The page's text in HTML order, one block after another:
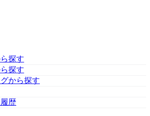
探す
探す
から探す
歴